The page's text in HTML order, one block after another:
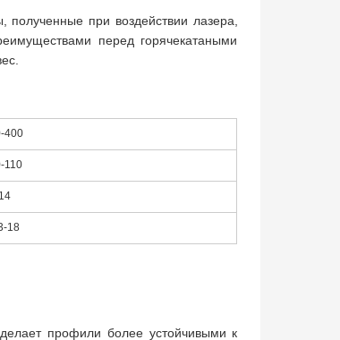
полученные при воздействии лазера,
перед горячекатаными
400
110
18
профили более устойчивыми к